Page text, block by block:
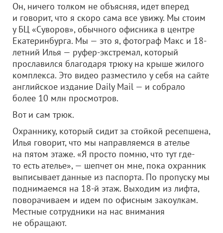
Он, ничего толком не объясняя, идет вперед
и говорит, что я скоро сама все увижу. Мы стоим
у БЦ «Суворов», обычного офисника в центре
Екатеринбурга. Мы — это я, фотограф Макс и 18-
летний Илья — руфер-экстремал, который
прославился благодаря трюку на крыше жилого
комплекса. Это видео разместило у себя на сайте
английское издание Daily Mail — и собрало
более 10 млн просмотров.
Вот и сам трюк.
Охраннику, который сидит за стойкой ресепшена,
Илья говорит, что мы направляемся в ателье
на пятом этаже. «Я просто помню, что тут где-
то есть ателье», — шепчет он мне, пока охранник
выписывает данные из паспорта. По пропуску мы
поднимаемся на 18-й этаж. Выходим из лифта,
поворачиваем и идем по офисным закоулкам.
Местные сотрудники на нас внимания
не обращают.